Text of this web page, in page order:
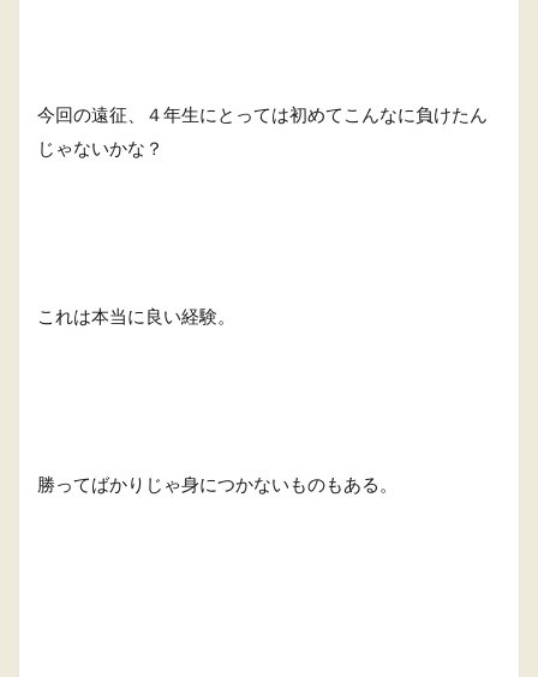
今回の遠征、４年生にとっては初めてこんなに負けたん
じゃないかな？
これは本当に良い経験。
勝ってばかりじゃ身につかないものもある。